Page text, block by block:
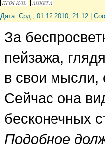
Дата: Срд., 01.12.2010, 21:12 |
За
пейзажа,
в свои мысли,
Сейчас она
бесконечных
Подобное